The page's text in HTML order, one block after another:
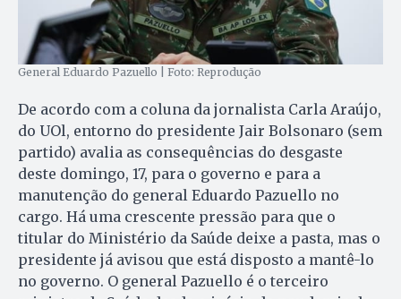
General Eduardo Pazuello | Foto: Reprodução
De acordo com a coluna da jornalista Carla Araújo,
do UOl, entorno do presidente Jair Bolsonaro (sem
partido) avalia as consequências do desgaste
deste domingo, 17, para o governo e para a
manutenção do general Eduardo Pazuello no
cargo. Há uma crescente pressão para que o
titular do Ministério da Saúde deixe a pasta, mas o
presidente já avisou que está disposto a mantê-lo
no governo. O general Pazuello é o terceiro